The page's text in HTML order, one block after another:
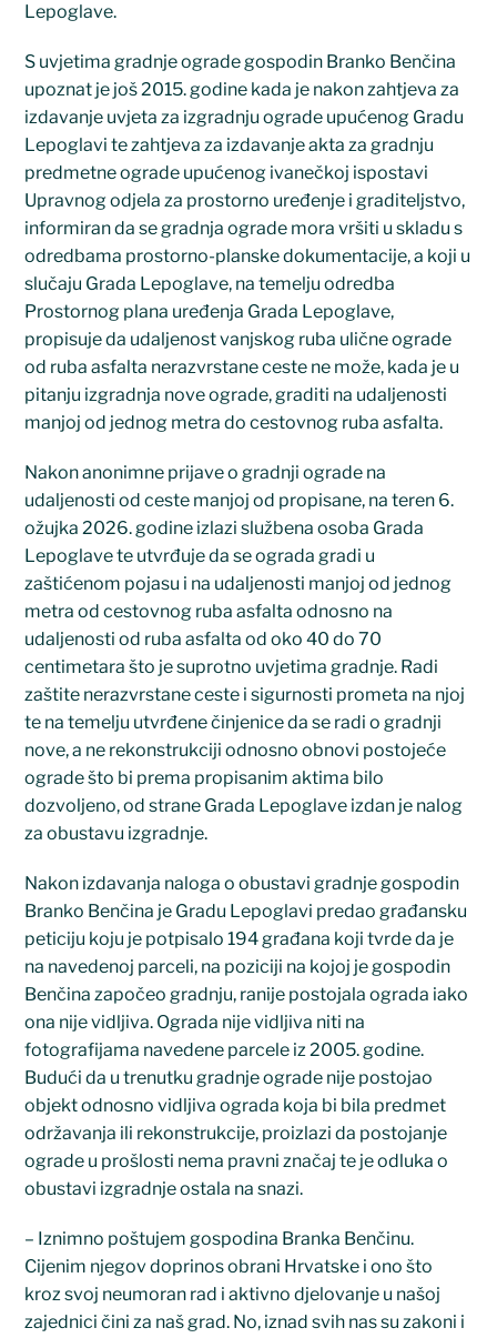
Lepoglave.
S uvjetima gradnje ograde gospodin Branko Benčina
upoznat je još 2015. godine kada je nakon zahtjeva za
izdavanje uvjeta za izgradnju ograde upućenog Gradu
Lepoglavi te zahtjeva za izdavanje akta za gradnju
predmetne ograde upućenog ivanečkoj ispostavi
Upravnog odjela za prostorno uređenje i graditeljstvo,
informiran da se gradnja ograde mora vršiti u skladu s
odredbama prostorno-planske dokumentacije, a koji u
slučaju Grada Lepoglave, na temelju odredba
Prostornog plana uređenja Grada Lepoglave,
propisuje da udaljenost vanjskog ruba ulične ograde
od ruba asfalta nerazvrstane ceste ne može, kada je u
pitanju izgradnja nove ograde, graditi na udaljenosti
manjoj od jednog metra do cestovnog ruba asfalta.
Nakon anonimne prijave o gradnji ograde na
udaljenosti od ceste manjoj od propisane, na teren 6.
ožujka 2026. godine izlazi službena osoba Grada
Lepoglave te utvrđuje da se ograda gradi u
zaštićenom pojasu i na udaljenosti manjoj od jednog
metra od cestovnog ruba asfalta odnosno na
udaljenosti od ruba asfalta od oko 40 do 70
centimetara što je suprotno uvjetima gradnje. Radi
zaštite nerazvrstane ceste i sigurnosti prometa na njoj
te na temelju utvrđene činjenice da se radi o gradnji
nove, a ne rekonstrukciji odnosno obnovi postojeće
ograde što bi prema propisanim aktima bilo
dozvoljeno, od strane Grada Lepoglave izdan je nalog
za obustavu izgradnje.
Nakon izdavanja naloga o obustavi gradnje gospodin
Branko Benčina je Gradu Lepoglavi predao građansku
peticiju koju je potpisalo 194 građana koji tvrde da je
na navedenoj parceli, na poziciji na kojoj je gospodin
Benčina započeo gradnju, ranije postojala ograda iako
ona nije vidljiva. Ograda nije vidljiva niti na
fotografijama navedene parcele iz 2005. godine.
Budući da u trenutku gradnje ograde nije postojao
objekt odnosno vidljiva ograda koja bi bila predmet
održavanja ili rekonstrukcije, proizlazi da postojanje
ograde u prošlosti nema pravni značaj te je odluka o
obustavi izgradnje ostala na snazi.
– Iznimno poštujem gospodina Branka Benčinu.
Cijenim njegov doprinos obrani Hrvatske i ono što
kroz svoj neumoran rad i aktivno djelovanje u našoj
zajednici čini za naš grad. No, iznad svih nas su zakoni i